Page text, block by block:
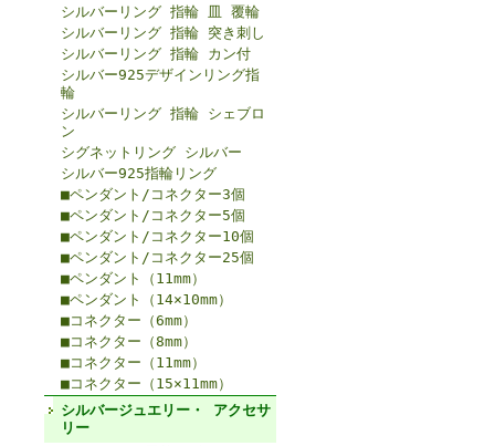
シルバーリング 指輪 皿 覆輪
シルバーリング 指輪 突き刺し
シルバーリング 指輪 カン付
シルバー925デザインリング指
輪
シルバーリング 指輪 シェブロ
ン
シグネットリング シルバー
シルバー925指輪リング
■ペンダント/コネクター3個
■ペンダント/コネクター5個
■ペンダント/コネクター10個
■ペンダント/コネクター25個
■ペンダント（11mm）
■ペンダント（14×10mm）
■コネクター（6mm）
■コネクター（8mm）
■コネクター（11mm）
■コネクター（15×11mm）
シルバージュエリー・ アクセサ
リー